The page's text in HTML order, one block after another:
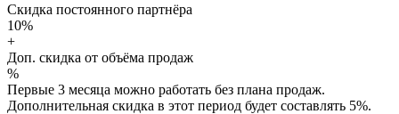
Скидка постоянного партнёра
10%
+
Доп. скидка от объёма продаж
%
Первые 3 месяца можно работать без плана продаж.
Дополнительная скидка в этот период будет составлять 5%.